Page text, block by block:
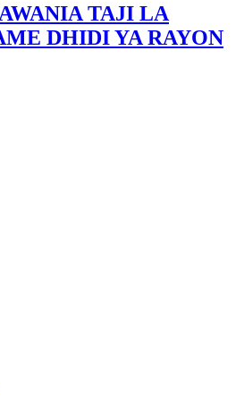
TAJI LA
DHIDI YA RAYON